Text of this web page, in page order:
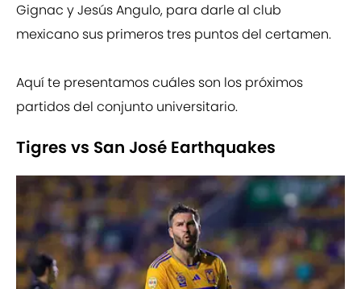
Gignac y Jesús Angulo, para darle al club
mexicano sus primeros tres puntos del certamen.
Aquí te presentamos cuáles son los próximos
partidos del conjunto universitario.
Tigres vs San José Earthquakes